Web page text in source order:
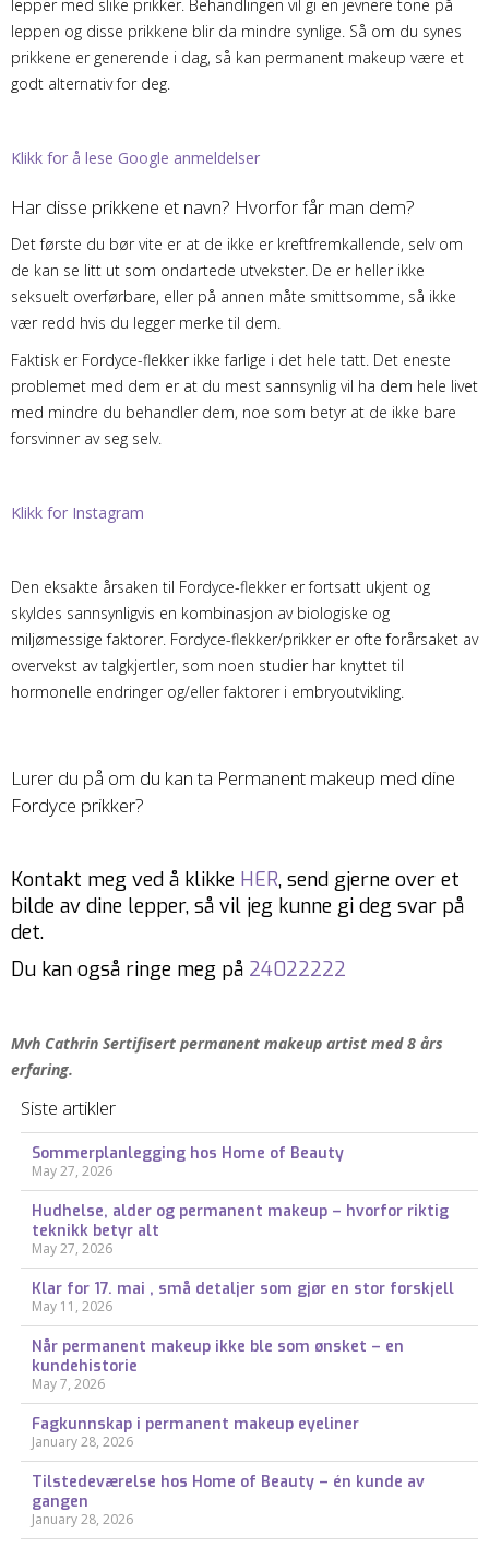
lepper med slike prikker. Behandlingen vil gi en jevnere tone på
leppen og disse prikkene blir da mindre synlige. Så om du synes
prikkene er generende i dag, så kan permanent makeup være et
godt alternativ for deg.
Klikk for å lese Google anmeldelser
Har disse prikkene et navn? Hvorfor får man dem?
Det første du bør vite er at de ikke er kreftfremkallende, selv om
de kan se litt ut som ondartede utvekster. De er heller ikke
seksuelt overførbare, eller på annen måte smittsomme, så ikke
vær redd hvis du legger merke til dem.
Faktisk er Fordyce-flekker ikke farlige i det hele tatt. Det eneste
problemet med dem er at du mest sannsynlig vil ha dem hele livet
med mindre du behandler dem, noe som betyr at de ikke bare
forsvinner av seg selv.
Klikk for Instagram
Den eksakte årsaken til Fordyce-flekker er fortsatt ukjent og
skyldes sannsynligvis en kombinasjon av biologiske og
miljømessige faktorer. Fordyce-flekker/prikker er ofte forårsaket av
overvekst av talgkjertler, som noen studier har knyttet til
hormonelle endringer og/eller faktorer i embryoutvikling.
Lurer du på om du kan ta Permanent makeup med dine
Fordyce prikker?
Kontakt meg ved å klikke HER, send gjerne over et
bilde av dine lepper, så vil jeg kunne gi deg svar på
det.
Du kan også ringe meg på 24022222
Mvh Cathrin Sertifisert permanent makeup artist med 8 års
erfaring.
Siste artikler
Sommerplanlegging hos Home of Beauty
May 27, 2026
Hudhelse, alder og permanent makeup – hvorfor riktig
teknikk betyr alt
May 27, 2026
Klar for 17. mai , små detaljer som gjør en stor forskjell
May 11, 2026
Når permanent makeup ikke ble som ønsket – en
kundehistorie
May 7, 2026
Fagkunnskap i permanent makeup eyeliner
January 28, 2026
Tilstedeværelse hos Home of Beauty – én kunde av
gangen
January 28, 2026